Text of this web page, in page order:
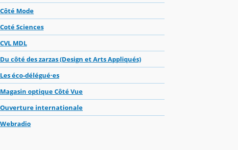
Côté Mode
Coté Sciences
CVL MDL
Du côté des zarzas (Design et Arts Appliqués)
Les éco-délégué·es
Magasin optique Côté Vue
Ouverture internationale
Webradio